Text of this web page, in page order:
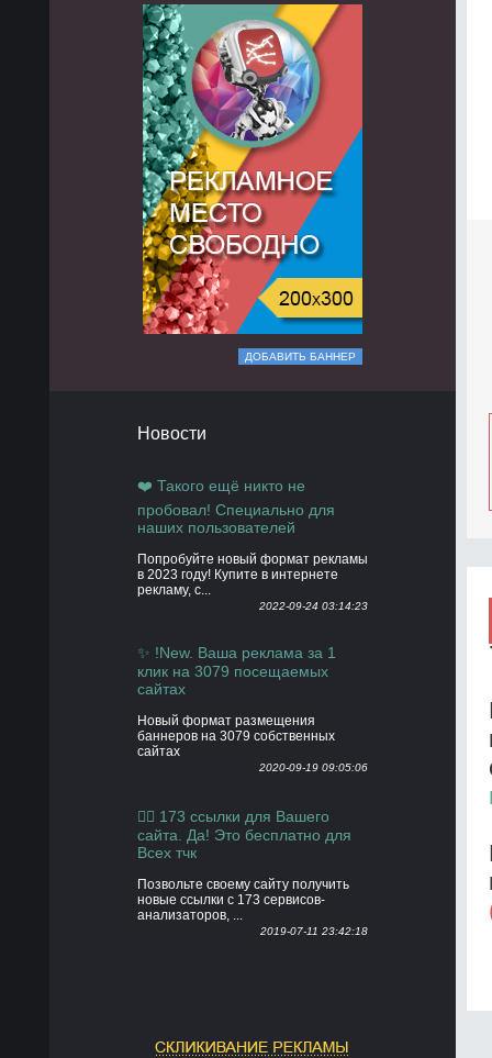
ДОБАВИТЬ БАННЕР
Новости
❤️ Такого ещё никто не
пробовал! Специально для
наших пользователей
Попробуйте новый формат рекламы
в 2023 году! Купите в интернете
рекламу, с...
2022-09-24 03:14:23
✨ !New. Ваша реклама за 1
клик на 3079 посещаемых
сайтах
Новый формат размещения
баннеров на 3079 собственных
сайтах
2020-09-19 09:05:06
👍🏻 173 ссылки для Вашего
сайта. Да! Это бесплатно для
Всех тчк
Позвольте своему сайту получить
новые ссылки с 173 сервисов-
анализаторов, ...
2019-07-11 23:42:18